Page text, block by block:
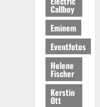
Callboy
Eminem
Eventfotos
Helene
Fischer
Kerstin
Ott